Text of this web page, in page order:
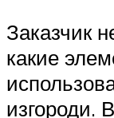
Заказчик
какие
изгороди.